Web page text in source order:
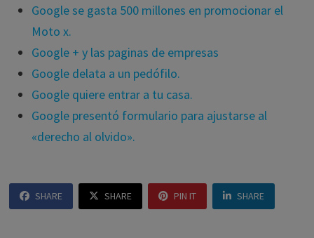
Google se gasta 500 millones en promocionar el
Moto x.
Google + y las paginas de empresas
Google delata a un pedófilo.
Google quiere entrar a tu casa.
Google presentó formulario para ajustarse al
«derecho al olvido».
SHARE SHARE PIN IT SHARE